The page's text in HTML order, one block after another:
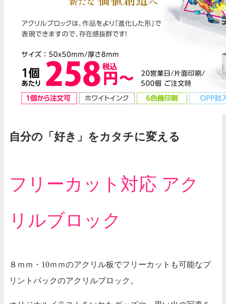
自分の「好き」をカタチに変える
フリーカット対応 アク
リルブロック
８ｍｍ・10ｍｍのアクリル板でフリーカットも可能なプ
リントパックのアクリルブロック。